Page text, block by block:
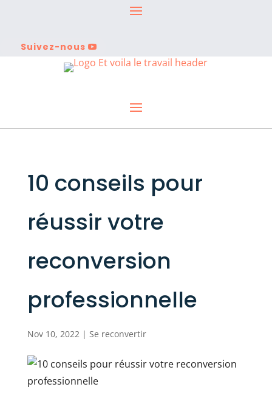
Suivez-nous
10 conseils pour
réussir votre
reconversion
professionnelle
Nov 10, 2022| Se reconvertir